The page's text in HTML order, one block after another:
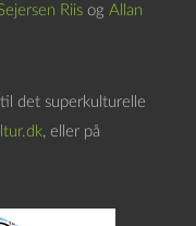
Riis og Allan
det superkulturelle
, eller på